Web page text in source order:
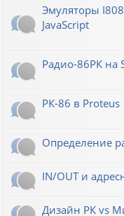
Эмуляторы
JavaScript
Радио-86РК на
РК-86 в Proteus
Определение
IN/OUT и
Дизайн РК vs